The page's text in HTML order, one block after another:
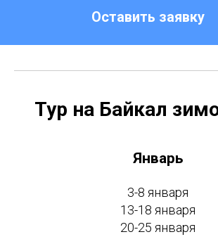
Оставить заявку
Тур на Байкал
Январь
3-8 января
13-18 января
20-25 января